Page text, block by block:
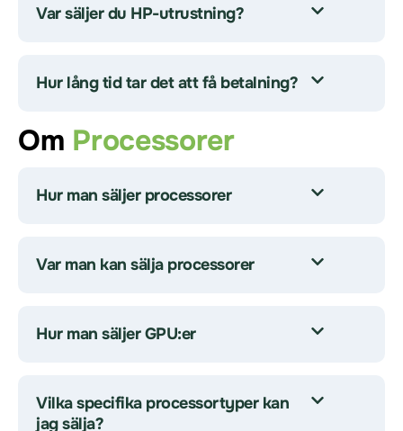
Var säljer du HP-utrustning?
Hur lång tid tar det att få betalning?
Om Processorer
Hur man säljer processorer
Var man kan sälja processorer
Hur man säljer GPU:er
Vilka specifika processortyper kan
jag sälja?